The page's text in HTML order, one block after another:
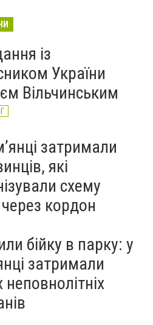
із
України
Вільчинським
затримали
які
схему
через кордон
бійку в парку: у
затримали
неповнолітніх